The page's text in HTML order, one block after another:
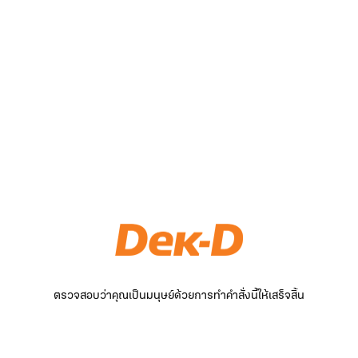
ตรวจสอบว่าคุณเป็นมนุษย์ด้วยการทำคำสั่งนี้ให้เสร็จสิ้น